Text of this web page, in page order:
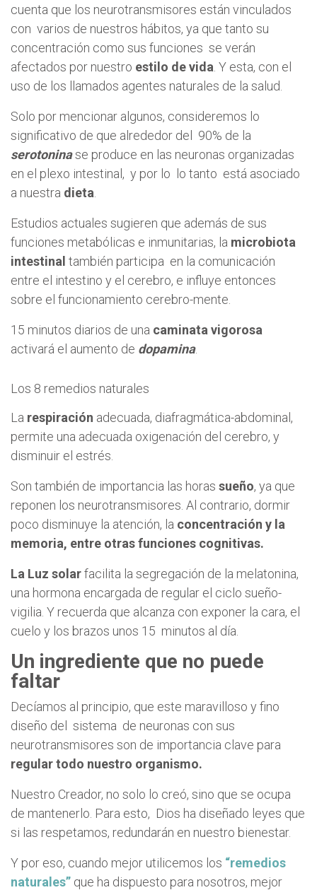
cuenta que los neurotransmisores están vinculados
con varios de nuestros hábitos, ya que tanto su
concentración como sus funciones se verán
afectados por nuestro estilo de vida . Y esta, con el
uso de los llamados agentes naturales de la salud.
Solo por mencionar algunos, consideremos lo
significativo de que alrededor del 90% de la
serotoninase produce en las neuronas organizadas
en el plexo intestinal, y por lo lo tanto está asociado
a nuestra dieta
Estudios actuales sugieren que además de sus
funciones metabólicas e inmunitarias, la microbiota
intestinal también participa en la comunicación
entre el intestino y el cerebro, e influye entonces
sobre el funcionamiento cerebro-mente.
15 minutos diarios de una caminata vigorosa
activará el aumento de dopamina.
Los 8 remedios naturales
La respiración adecuada, diafragmática-abdominal,
permite una adecuada oxigenación del cerebro, y
disminuir el estrés.
Son también de importancia las horas sueño, ya que
reponen los neurotransmisores. Al contrario, dormir
poco disminuye la atención, la concentración y la
memoria, entre otras funciones cognitivas.
La Luz solarfacilita la segregación de la melatonina,
una hormona encargada de regular el ciclo sueño-
vigilia. Y recuerda que alcanza con exponer la cara, el
cuelo y los brazos unos 15 minutos al día.
Un ingrediente que no puede
faltar
Decíamos al principio, que este maravilloso y fino
diseño del sistema de neuronas con sus
neurotransmisores son de importancia clave para
regular todo nuestro organismo.
Nuestro Creador, no solo lo creó, sino que se ocupa
de mantenerlo. Para esto, Dios ha diseñado leyes que
si las respetamos, redundarán en nuestro bienestar.
Y por eso, cuando mejor utilicemos los “remedios
naturales” que ha dispuesto para nosotros, mejor